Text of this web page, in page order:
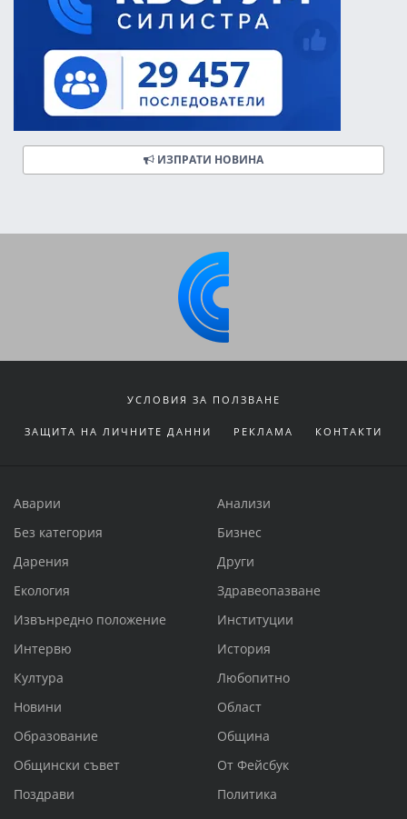
ИЗПРАТИ НОВИНА
УСЛОВИЯ ЗА ПОЛЗВАНЕ
ЗАЩИТА НА ЛИЧНИТЕ ДАННИ РЕКЛАМА КОНТАКТИ
Аварии
Анализи
Без категория
Бизнес
Дарения
Други
Екология
Здравеопазване
Извънредно положение
Институции
Интервю
История
Култура
Любопитно
Новини
Област
Образование
Община
Общински съвет
От Фейсбук
Поздрави
Политика